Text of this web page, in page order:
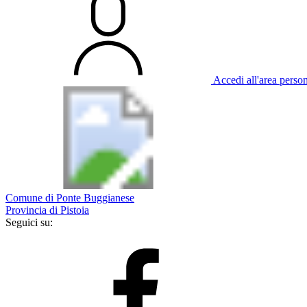
Accedi all'area
Comune di Ponte Buggianese
Provincia di Pistoia
Seguici su: